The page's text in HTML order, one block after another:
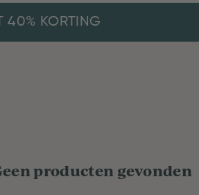
40% KORTING
producten gevonden